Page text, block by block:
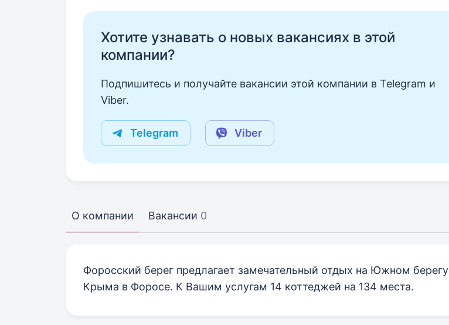
Хотите узнавать о новых вакансиях в этой
компании?
Подпишитесь и получайте вакансии этой компании в Telegram и
Viber.
Telegram Viber
О компании Вакансии 0
Форосский берег предлагает замечательный отдых на Южном берегу
Крыма в Форосе. К Вашим услугам 14 коттеджей на 134 места.